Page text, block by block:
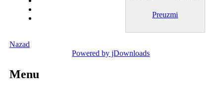
Preuzmi
Nazad
Powered by jDownloads
Menu